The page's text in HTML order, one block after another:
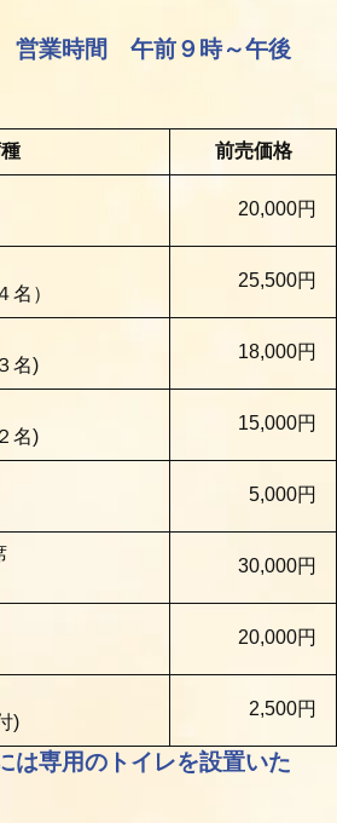
営業時間 午前９時～午後
前売価格
20,000円
名）
25,500円
名)
18,000円
名)
15,000円
5,000円
30,000円
20,000円
)
2,500円
は専用のトイレを設置いた